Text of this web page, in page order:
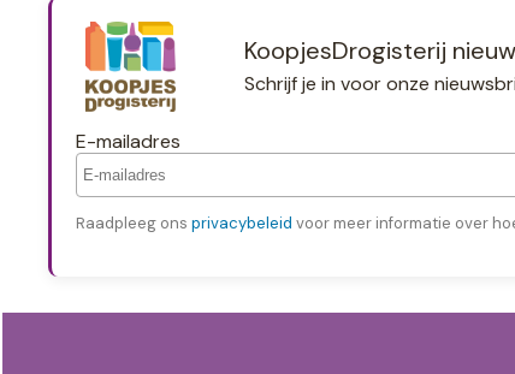
KoopjesDrogisterij
Schrijf je in voor onze
E-mailadres
Raadpleeg ons privacybeleid voor meer informatie over